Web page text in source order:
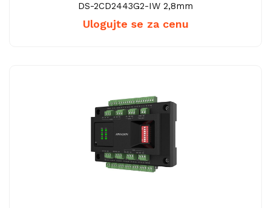
DS-2CD2443G2-IW 2,8mm
Ulogujte se za cenu